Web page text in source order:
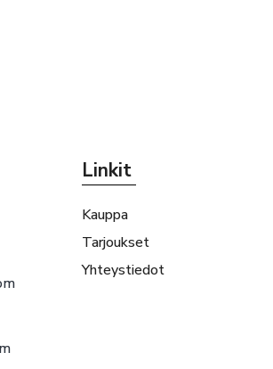
Linkit
Kauppa
Tarjoukset
Yhteystiedot